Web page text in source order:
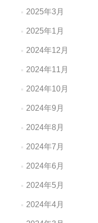
2025年3月
2025年1月
2024年12月
2024年11月
2024年10月
2024年9月
2024年8月
2024年7月
2024年6月
2024年5月
2024年4月